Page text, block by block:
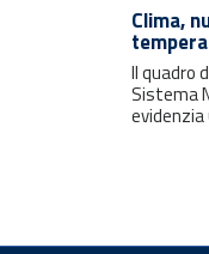
Clima,
Il quadro
Sistema
evidenzia
ultime notizie e i